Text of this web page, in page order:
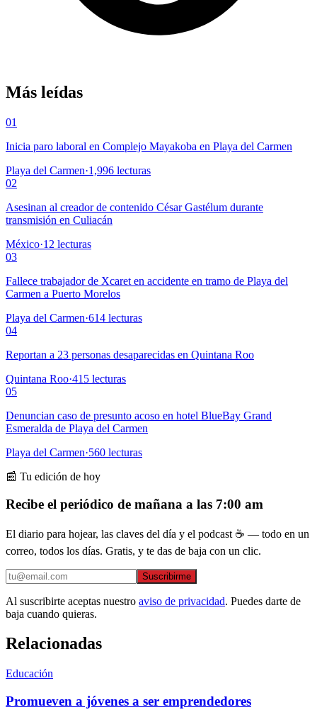
Más leídas
01
Inicia paro laboral en Complejo Mayakoba en Playa del Carmen
Playa del Carmen·1,996 lecturas
02
Asesinan al creador de contenido César Gastélum durante
transmisión en Culiacán
México·12 lecturas
03
Fallece trabajador de Xcaret en accidente en tramo de Playa del
Carmen a Puerto Morelos
Playa del Carmen·614 lecturas
04
Reportan a 23 personas desaparecidas en Quintana Roo
Quintana Roo·415 lecturas
05
Denuncian caso de presunto acoso en hotel BlueBay Grand
Esmeralda de Playa del Carmen
Playa del Carmen·560 lecturas
📰 Tu edición de hoy
Recibe el periódico de mañana a las 7:00 am
El diario para hojear, las claves del día y el podcast ☕ — todo en un
correo, todos los días. Gratis, y te das de baja con un clic.
Suscribirme
Al suscribirte aceptas nuestro aviso de privacidad. Puedes darte de
baja cuando quieras.
Relacionadas
Educación
Promueven a jóvenes a ser emprendedores